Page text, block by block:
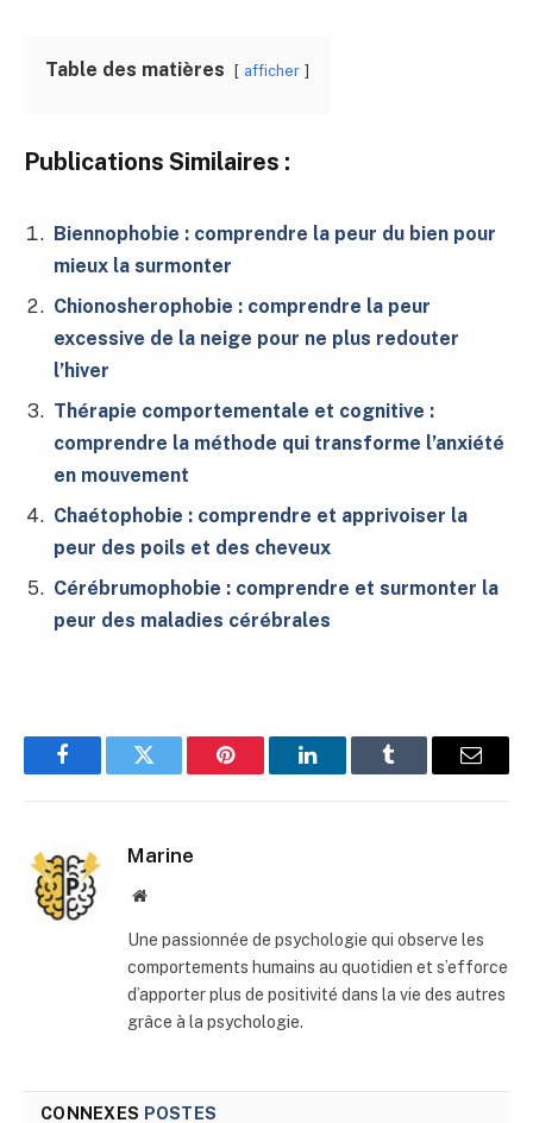
Table des matières afficher
Publications Similaires :
Biennophobie : comprendre la peur du bien pour
mieux la surmonter
Chionosherophobie : comprendre la peur
excessive de la neige pour ne plus redouter
l’hiver
Thérapie comportementale et cognitive :
comprendre la méthode qui transforme l’anxiété
en mouvement
Chaétophobie : comprendre et apprivoiser la
peur des poils et des cheveux
Cérébrumophobie : comprendre et surmonter la
peur des maladies cérébrales
FacebookTwitter Pinterest LinkedInTumblr
E-
Marine
Site
Une passionnée de psychologie qui observe les
comportements humains au quotidien et s’efforce
d’apporter plus de positivité dans la vie des autres
grâce à la psychologie.
CONNEXES POSTES